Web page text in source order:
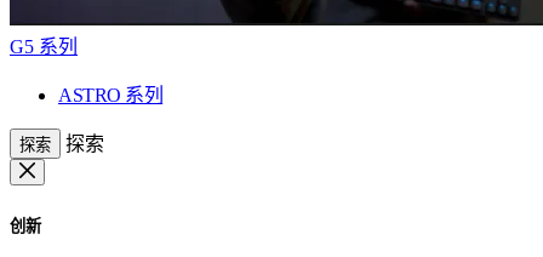
G5 系列
ASTRO 系列
探索 探索
创新